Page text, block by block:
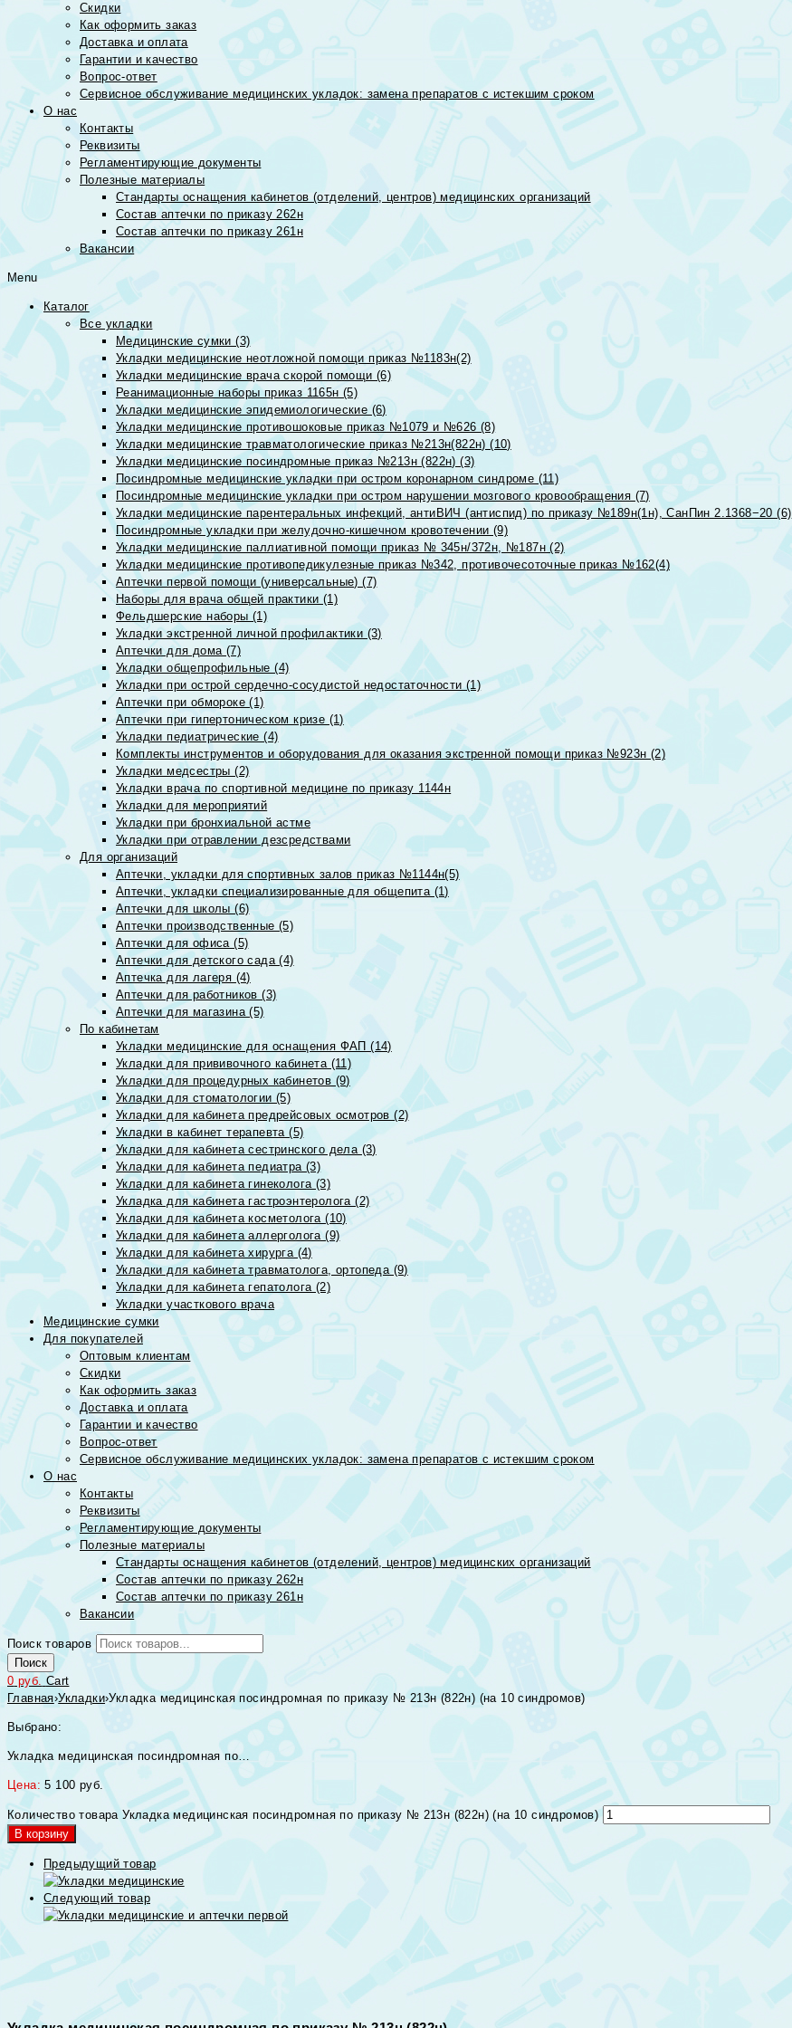
Скидки
Как оформить заказ
Доставка и оплата
Гарантии и качество
Вопрос-ответ
Сервисное обслуживание медицинских укладок: замена препаратов с истекшим сроком
О нас
Контакты
Реквизиты
Регламентирующие документы
Полезные материалы
Стандарты оснащения кабинетов (отделений, центров) медицинских организаций
Состав аптечки по приказу 262н
Состав аптечки по приказу 261н
Вакансии
Menu
Каталог
Все укладки
Медицинские сумки (3)
Укладки медицинские неотложной помощи приказ №1183н(2)
Укладки медицинские врача скорой помощи (6)
Реанимационные наборы приказ 1165н (5)
Укладки медицинские эпидемиологические (6)
Укладки медицинские противошоковые приказ №1079 и №626 (8)
Укладки медицинские травматологические приказ №213н(822н) (10)
Укладки медицинские посиндромные приказ №213н (822н) (3)
Посиндромные медицинские укладки при остром коронарном синдроме (11)
Посиндромные медицинские укладки при остром нарушении мозгового кровообращения (7)
Укладки медицинские парентеральных инфекций, антиВИЧ (антиспид) по приказу №189н(1н), СанПин 2.1368−20 (6)
Посиндромные укладки при желудочно-кишечном кровотечении (9)
Укладки медицинские паллиативной помощи приказ № 345н/372н, №187н (2)
Укладки медицинские противопедикулезные приказ №342, противочесоточные приказ №162(4)
Аптечки первой помощи (универсальные) (7)
Наборы для врача общей практики (1)
Фельдшерские наборы (1)
Укладки экстренной личной профилактики (3)
Аптечки для дома (7)
Укладки общепрофильные (4)
Укладки при острой сердечно-сосудистой недостаточности (1)
Аптечки при обмороке (1)
Аптечки при гипертоническом кризе (1)
Укладки педиатрические (4)
Комплекты инструментов и оборудования для оказания экстренной помощи приказ №923н (2)
Укладки медсестры (2)
Укладки врача по спортивной медицине по приказу 1144н
Укладки для мероприятий
Укладки при бронхиальной астме
Укладки при отравлении дезсредствами
Для организаций
Аптечки, укладки для спортивных залов приказ №1144н(5)
Аптечки, укладки специализированные для общепита (1)
Аптечки для школы (6)
Аптечки производственные (5)
Аптечки для офиса (5)
Аптечки для детского сада (4)
Аптечка для лагеря (4)
Аптечки для работников (3)
Аптечки для магазина (5)
По кабинетам
Укладки медицинские для оснащения ФАП (14)
Укладки для прививочного кабинета (11)
Укладки для процедурных кабинетов (9)
Укладки для стоматологии (5)
Укладки для кабинета предрейсовых осмотров (2)
Укладки в кабинет терапевта (5)
Укладки для кабинета сестринского дела (3)
Укладки для кабинета педиатра (3)
Укладки для кабинета гинеколога (3)
Укладка для кабинета гастроэнтеролога (2)
Укладки для кабинета косметолога (10)
Укладки для кабинета аллерголога (9)
Укладки для кабинета хирурга (4)
Укладки для кабинета травматолога, ортопеда (9)
Укладки для кабинета гепатолога (2)
Укладки участкового врача
Медицинские сумки
Для покупателей
Оптовым клиентам
Скидки
Как оформить заказ
Доставка и оплата
Гарантии и качество
Вопрос-ответ
Сервисное обслуживание медицинских укладок: замена препаратов с истекшим сроком
О нас
Контакты
Реквизиты
Регламентирующие документы
Полезные материалы
Стандарты оснащения кабинетов (отделений, центров) медицинских организаций
Состав аптечки по приказу 262н
Состав аптечки по приказу 261н
Вакансии
Поиск товаров
Поиск
0 руб. Cart
Главная›Укладки›Укладка медицинская посиндромная по приказу № 213н (822н) (на 10 синдромов)
Выбрано:
Укладка медицинская посиндромная по…
Цена:5 100 руб.
Количество товара Укладка медицинская посиндромная по приказу № 213н (822н) (на 10 синдромов)
В корзину
Предыдущий товар
Следующий товар